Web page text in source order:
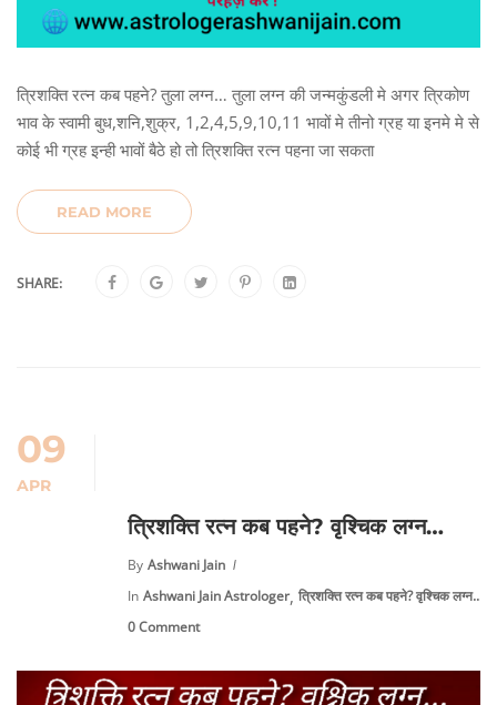
त्रिशक्ति रत्न कब पहने? तुला लग्न… तुला लग्न की जन्मकुंडली मे अगर त्रिकोण
भाव के स्वामी बुध,शनि,शुक्र, 1,2,4,5,9,10,11 भावों मे तीनो ग्रह या इनमे मे से
कोई भी ग्रह इन्ही भावों बैठे हो तो त्रिशक्ति रत्न पहना जा सकता
READ MORE
SHARE:
09
APR
त्रिशक्ति रत्न कब पहने? वृश्चिक लग्न…
By Ashwani Jain
In Ashwani Jain Astrologer, त्रिशक्ति रत्न कब पहने? वृश्चिक लग्न...
0 Comment